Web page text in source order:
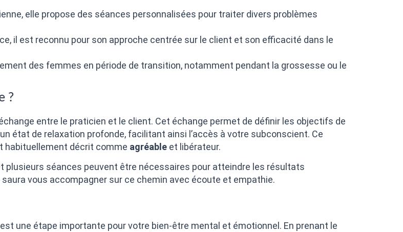
elle propose des séances personnalisées pour traiter divers problèmes
il est reconnu pour son approche centrée sur le client et son efficacité dans le
des femmes en période de transition, notamment pendant la grossesse ou le
?
entre le praticien et le client. Cet échange permet de définir les objectifs de
état de relaxation profonde, facilitant ainsi l’accès à votre subconscient. Ce
habituellement décrit comme agréable et libérateur.
plusieurs séances peuvent être nécessaires pour atteindre les résultats
vous accompagner sur ce chemin avec écoute et empathie.
une étape importante pour votre bien-être mental et émotionnel. En prenant le